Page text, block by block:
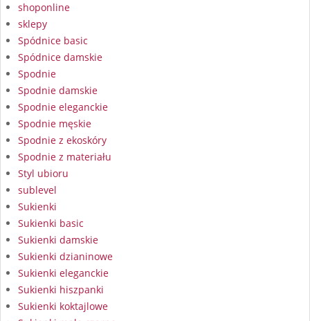
shoponline
sklepy
Spódnice basic
Spódnice damskie
Spodnie
Spodnie damskie
Spodnie eleganckie
Spodnie męskie
Spodnie z ekoskóry
Spodnie z materiału
Styl ubioru
sublevel
Sukienki
Sukienki basic
Sukienki damskie
Sukienki dzianinowe
Sukienki eleganckie
Sukienki hiszpanki
Sukienki koktajlowe